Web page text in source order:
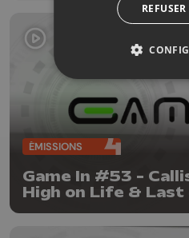
ÉMISSIONS
Game In #53 -
High on Life & Last